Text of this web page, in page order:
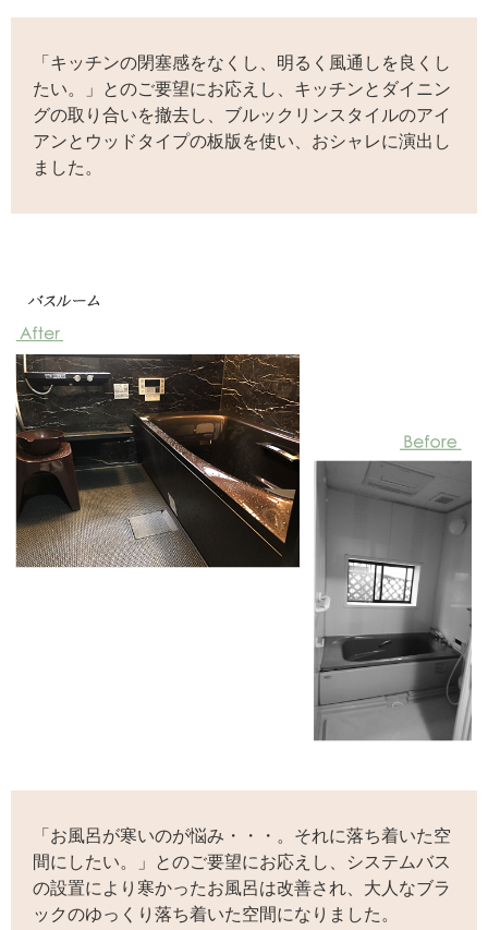
「キッチンの閉塞感をなくし、明るく風通しを良くし
たい。」とのご要望にお応えし、キッチンとダイニン
グの取り合いを撤去し、ブルックリンスタイルのアイ
アンとウッドタイプの板版を使い、おシャレに演出し
ました。
「お風呂が寒いのが悩み・・・。それに落ち着いた空
間にしたい。」とのご要望にお応えし、システムバス
の設置により寒かったお風呂は改善され、大人なブラ
ックのゆっくり落ち着いた空間になりました。